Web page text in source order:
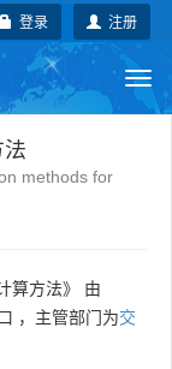
注册
登录
methods for
算方法》 由
，主管部门为交